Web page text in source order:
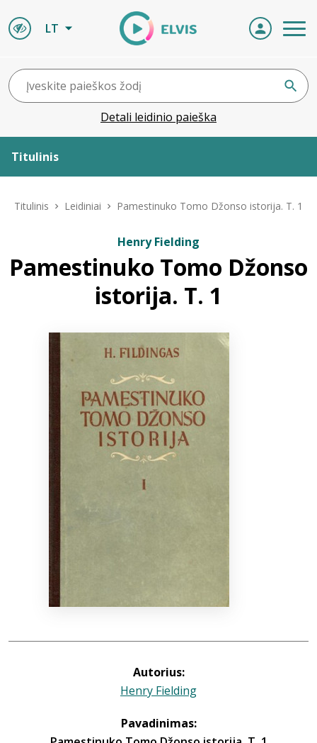
LT
Detali leidinio paieška
Titulinis
ELVIS atvyksta
Titulinis Leidiniai Pamestinuko Tomo Džonso istorija. T. 1
Henry Fielding
Pamestinuko Tomo Džonso
istorija. T. 1
Autorius:
Henry Fielding
Pavadinimas: